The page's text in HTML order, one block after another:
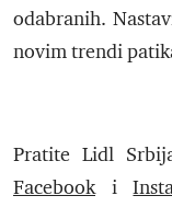
odabranih.
novim trendi
Pratite Lidl
Facebooki